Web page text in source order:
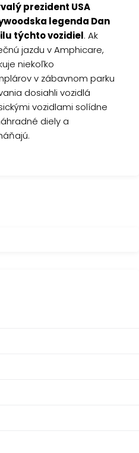
prezident USA
legenda Dan
týchto vozidiel. Ak
jazdu v Amphicare,
niekoľko
v zábavnom parku
dosiahli vozidlá
vozidlami solídne
diely a